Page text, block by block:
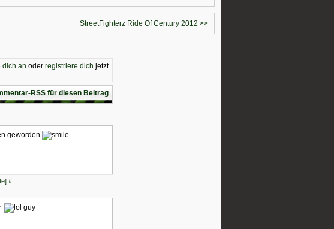
StreetFighterz Ride Of Century 2012 >>
dich an oder registriere dich jetzt
RSS für diesen Beitrag
geworden
#